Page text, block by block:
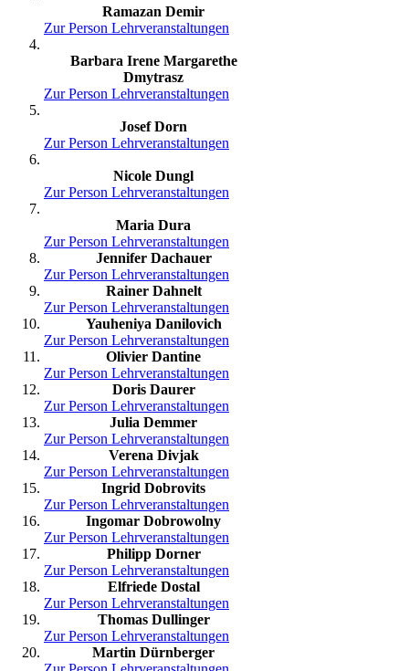
Ramazan Demir
Zur Person Lehrveranstaltungen
Barbara Irene Margarethe
Dmytrasz
Zur Person Lehrveranstaltungen
Josef Dorn
Zur Person Lehrveranstaltungen
Nicole Dungl
Zur Person Lehrveranstaltungen
Maria Dura
Zur Person Lehrveranstaltungen
Jennifer Dachauer
Zur Person Lehrveranstaltungen
Rainer Dahnelt
Zur Person Lehrveranstaltungen
Yauheniya Danilovich
Zur Person Lehrveranstaltungen
Olivier Dantine
Zur Person Lehrveranstaltungen
Doris Daurer
Zur Person Lehrveranstaltungen
Julia Demmer
Zur Person Lehrveranstaltungen
Verena Divjak
Zur Person Lehrveranstaltungen
Ingrid Dobrovits
Zur Person Lehrveranstaltungen
Ingomar Dobrowolny
Zur Person Lehrveranstaltungen
Philipp Dorner
Zur Person Lehrveranstaltungen
Elfriede Dostal
Zur Person Lehrveranstaltungen
Thomas Dullinger
Zur Person Lehrveranstaltungen
Martin Dürnberger